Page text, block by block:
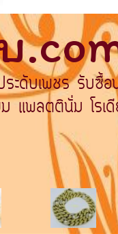
ระดับเพชร รับซื้
แพลตตินั่ม โรเ